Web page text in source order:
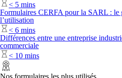
< 5 mins
Formulaires CERFA pour la SARL : le
l’utilisation
< 6 mins
Différences entre une entreprise
commerciale
< 10 mins
Nos formulaires les plus utilisés